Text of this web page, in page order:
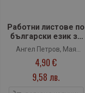
Работни листове по
български език за
12 клас
Ангел Петров, Мая
Падешка, Мариана
Балинова
4,90 €
9,58 лв.